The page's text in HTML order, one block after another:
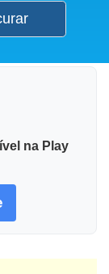
na Play